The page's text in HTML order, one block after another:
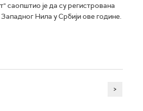
саопштио је да су регистрована
Нила у Србији ове године.
>